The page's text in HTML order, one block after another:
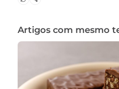
Artigos com mesmo